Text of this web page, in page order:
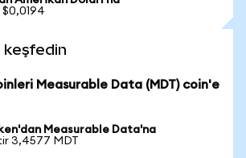
$0,0194
keşfedin
Measurable Data (MDT) coin'e
Measurable Data'na
3,4577 MDT